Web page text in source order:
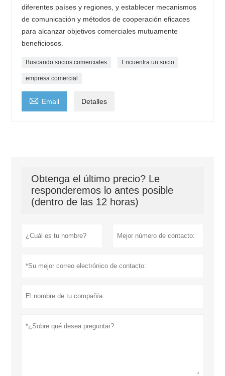
diferentes países y regiones, y establecer mecanismos
de comunicación y métodos de cooperación eficaces
para alcanzar objetivos comerciales mutuamente
beneficiosos.
Buscando socios comerciales Encuentra un socio
empresa comercial
 Email Detalles
Obtenga el último precio? Le
responderemos lo antes posible
(dentro de las 12 horas)